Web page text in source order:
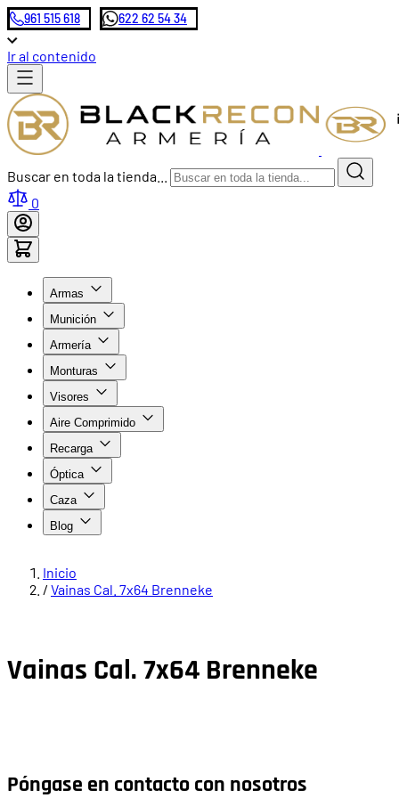
961 515 618 622 62 54 34
Ir al contenido
Buscar en toda la tienda...
0
Armas
Munición
Armería
Monturas
Visores
Aire Comprimido
Recarga
Óptica
Caza
Blog
Inicio
/ Vainas Cal. 7x64 Brenneke
Vainas Cal. 7x64 Brenneke
Póngase en contacto con nosotros